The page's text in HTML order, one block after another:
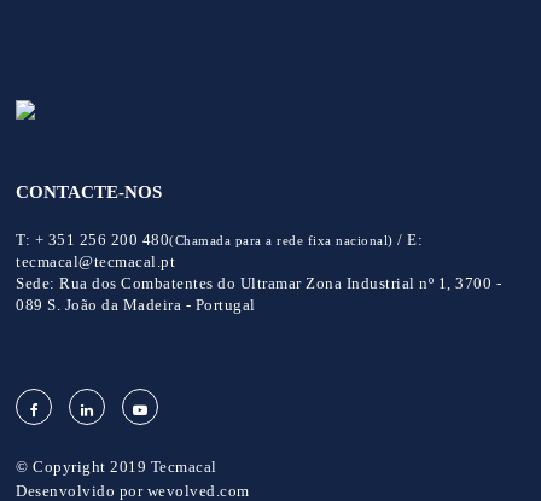
CONTACTE-NOS
T: + 351 256 200 480(Chamada para a rede fixa nacional) /E:
tecmacal@tecmacal.pt
Sede: Rua dos Combatentes do Ultramar Zona Industrial nº 1, 3700 -
089 S. João da Madeira - Portugal
© Copyright 2019 Tecmacal
Desenvolvido por wevolved.com